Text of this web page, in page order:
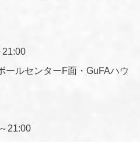
21:00
ールセンターF面・GuFAハウ
21:00